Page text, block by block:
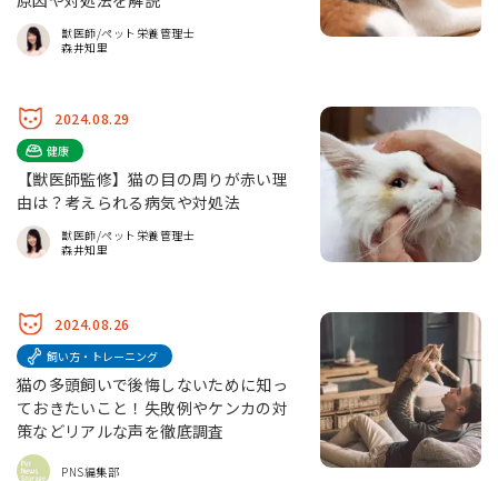
獣医師/ペット栄養管理士
森井知里
2024.08.29
健康
【獣医師監修】猫の目の周りが赤い理
由は？考えられる病気や対処法
獣医師/ペット栄養管理士
森井知里
2024.08.26
飼い方・トレーニング
猫の多頭飼いで後悔しないために知っ
ておきたいこと！失敗例やケンカの対
策などリアルな声を徹底調査
PNS編集部